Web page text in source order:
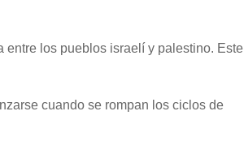
entre los pueblos israelí y palestino. Este
cuando se rompan los ciclos de